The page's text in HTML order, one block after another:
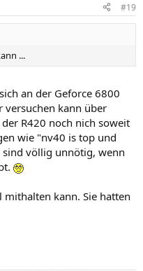
#19
...
an der Geforce 6800
versuchen kann über
R420 noch nich soweit
wie "nv40 is top und
völlig unnötig, wenn
mithalten kann. Sie hatten